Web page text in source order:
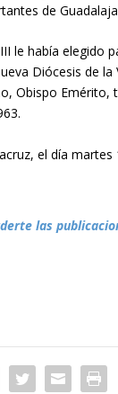
de
le había elegido
Diócesis de la
Obispo
el día
las